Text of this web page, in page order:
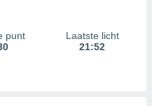
punt
Laatste licht
21:52